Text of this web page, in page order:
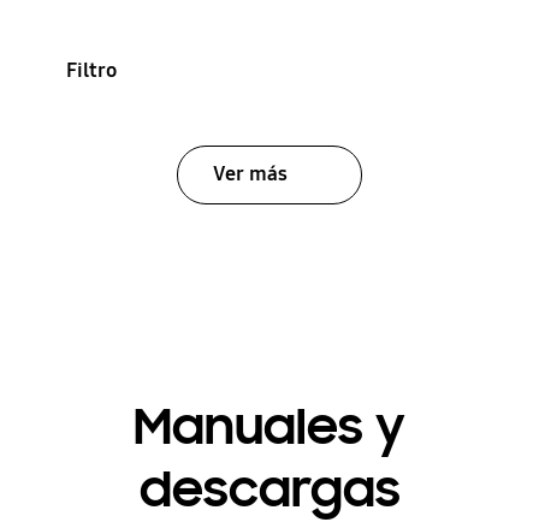
Filtro
Ver más
Manuales y
descargas